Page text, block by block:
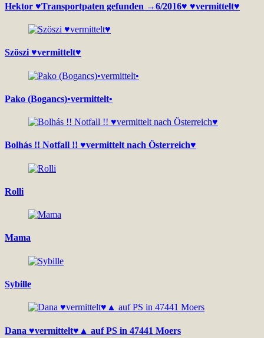
Hektor ♥Transportpaten gefunden →6/2016♥ ♥vermittelt♥
Szöszi ♥vermittelt♥
Pako (Bogancs)•vermittelt•
Bolhás !! Notfall !! ♥vermittelt nach Österreich♥
Rolli
Mama
Sybille
Dana ♥vermittelt♥▲ auf PS in 47441 Moers